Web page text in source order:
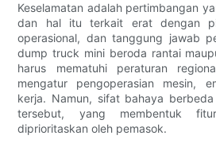
Keselamatan adalah pertimbangan
dan hal itu terkait erat dengan
operasional, dan tanggung jawab
dump truck mini beroda rantai
harus mematuhi peraturan
mengatur pengoperasian mesin,
kerja. Namun, sifat bahaya
tersebut, yang membentuk
diprioritaskan oleh pemasok.